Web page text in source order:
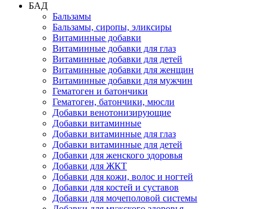
БАД
Бальзамы
Бальзамы, сиропы, эликсиры
Витаминные добавки
Витаминные добавки для глаз
Витаминные добавки для детей
Витаминные добавки для женщин
Витаминные добавки для мужчин
Гематоген и батончики
Гематоген, батончики, мюсли
Добавки венотонизирующие
Добавки витаминные
Добавки витаминные для глаз
Добавки витаминные для детей
Добавки для женского здоровья
Добавки для ЖКТ
Добавки для кожи, волос и ногтей
Добавки для костей и суставов
Добавки для мочеполовой системы